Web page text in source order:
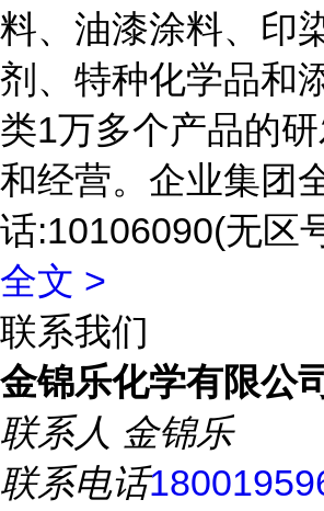
料、油漆涂料、印
剂、特种化学品和
类1万多个产品的
和经营。企业集团
话:10106090(无区
全文 >
联系我们
金锦乐化学有限公
联系人 金锦乐
联系电话